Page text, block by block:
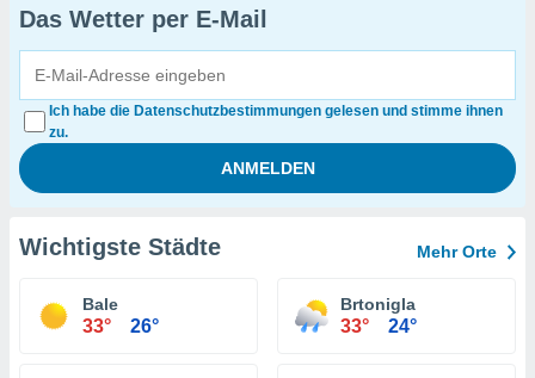
Das Wetter per E-Mail
Ich habe die Datenschutzbestimmungen gelesen und stimme ihnen
zu.
Wichtigste Städte Mehr Orte
Bale
33° 26°
Brtonigla
33° 24°